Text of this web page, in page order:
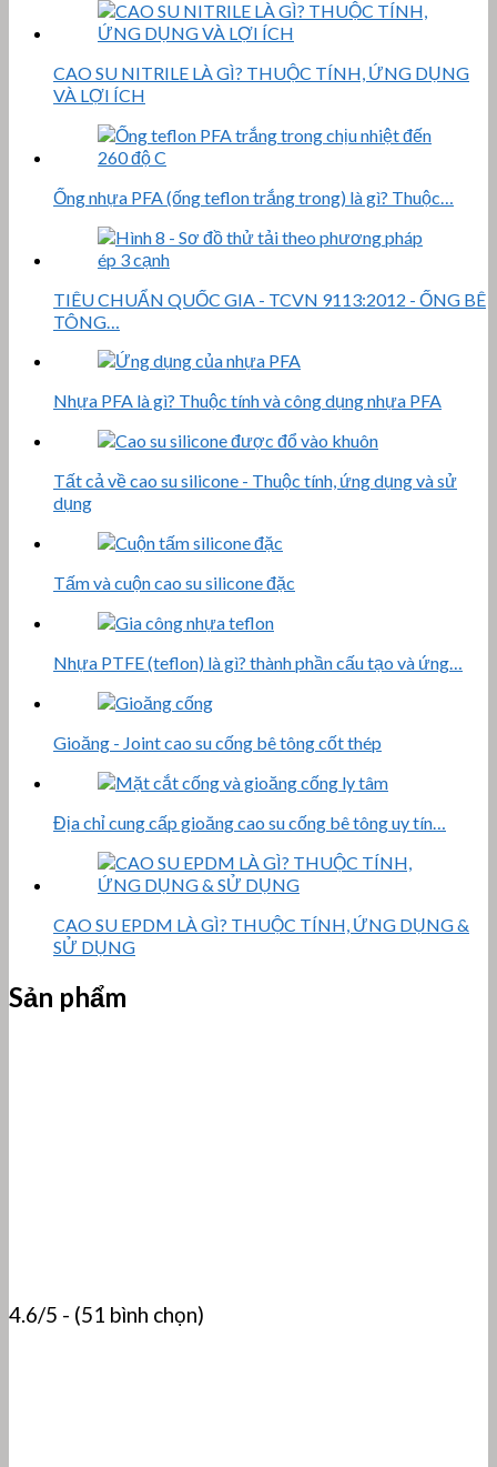
CAO SU NITRILE LÀ GÌ? THUỘC TÍNH, ỨNG DỤNG
VÀ LỢI ÍCH
Ống nhựa PFA (ống teflon trắng trong) là gì? Thuộc…
TIÊU CHUẨN QUỐC GIA - TCVN 9113:2012 - ỐNG BÊ
TÔNG…
Nhựa PFA là gì? Thuộc tính và công dụng nhựa PFA
Tất cả về cao su silicone - Thuộc tính, ứng dụng và sử
dụng
Tấm và cuộn cao su silicone đặc
Nhựa PTFE (teflon) là gì? thành phần cấu tạo và ứng…
Gioăng - Joint cao su cống bê tông cốt thép
Địa chỉ cung cấp gioăng cao su cống bê tông uy tín…
CAO SU EPDM LÀ GÌ? THUỘC TÍNH, ỨNG DỤNG &
SỬ DỤNG
Sản phẩm
4.6/5 - (51 bình chọn)